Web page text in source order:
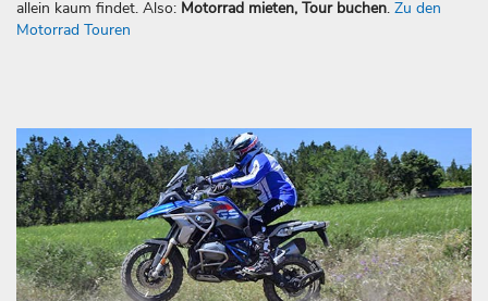
allein kaum findet. Also: Motorrad mieten, Tour buchen. Zu den
Motorrad Touren